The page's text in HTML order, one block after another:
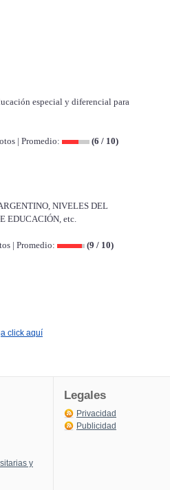
especial y diferencial para
| Promedio:
(6 / 10)
NIVELES DEL
EDUCACIÓN, etc.
| Promedio:
(9 / 10)
click aquí
y
Legales
Privacidad
Publicidad